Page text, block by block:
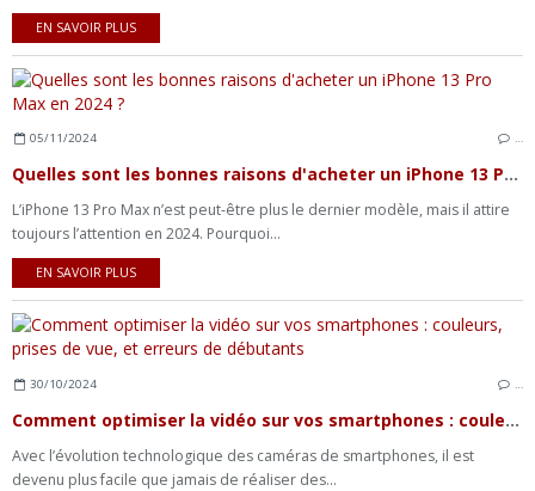
EN SAVOIR PLUS
05/11/2024 …
Quelles sont les bonnes raisons d'acheter un iPhone 13 Pro Max en 2024 ?
L’iPhone 13 Pro Max n’est peut-être plus le dernier modèle, mais il attire
toujours l’attention en 2024. Pourquoi...
EN SAVOIR PLUS
30/10/2024 …
Comment optimiser la vidéo sur vos smartphones : couleurs, prises de vue, et erreurs de débutants
Avec l’évolution technologique des caméras de smartphones, il est
devenu plus facile que jamais de réaliser des...